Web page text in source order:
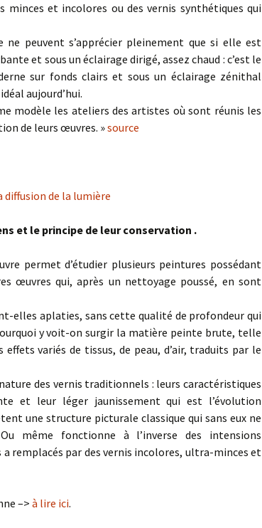
minces et incolores ou des vernis synthétiques qui
ne peuvent s’apprécier pleinement que si elle est
et sous un éclairage dirigé, assez chaud : c’est le
sur fonds clairs et sous un éclairage zénithal
aujourd’hui.
modèle les ateliers des artistes où sont réunis les
de leurs œuvres. »source
diffusion de la lumière
et le principe de leur conservation .
permet d’étudier plusieurs peintures possédant
œuvres qui, après un nettoyage poussé, en sont
elles aplaties, sans cette qualité de profondeur qui
y voit-on surgir la matière peinte brute, telle
variés de tissus, de peau, d’air, traduits par le
des vernis traditionnels : leurs caractéristiques
et leur léger jaunissement qui est l’évolution
une structure picturale classique qui sans eux ne
même fonctionne à l’inverse des intensions
remplacés par des vernis incolores, ultra-minces et
–> à lire ici.